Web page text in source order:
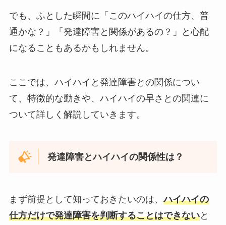
でも、ふとした瞬間に「このハイハイの仕方、普
通かな？」「発達障害と関係があるの？」と心配
になることもあるかもしれません。
ここでは、ハイハイと発達障害との関係につい
て、特徴的な動きや、ハイハイの早さとの関連に
ついて詳しく解説していきます。
発達障害とハイハイの関係性は？
まず前提として知っておきたいのは、ハイハイの
仕方だけで発達障害を判断することはできないと